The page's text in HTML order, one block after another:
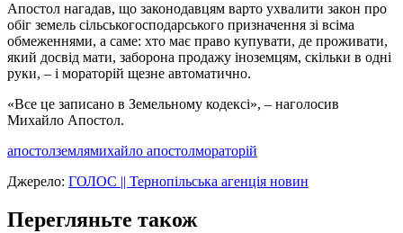
Апостол нагадав, що законодавцям варто ухвалити закон про
обіг земель сільськогосподарського призначення зі всіма
обмеженнями, а саме: хто має право купувати, де проживати,
який досвід мати, заборона продажу іноземцям, скільки в одні
руки, – і мораторій щезне автоматично.
«Все це записано в Земельному кодексі», – наголосив
Михайло Апостол.
апостолземлямихайло апостолмораторій
Джерело: ГОЛОС || Тернопільська агенція новин
Перегляньте також